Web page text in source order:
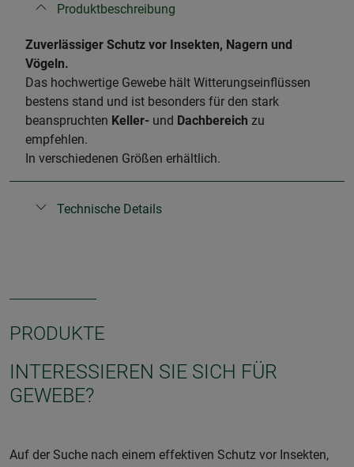
Produktbeschreibung
​Zuverlässiger Schutz vor Insekten, Nagern und
Vögeln.
Das hochwertige Gewebe hält Witterungseinflüssen
bestens stand und ist besonders für den stark
beanspruchten Keller- und Dachbereich zu
empfehlen.
In verschiedenen Größen erhältlich.
Technische Details
PRODUKTE
INTERESSIEREN SIE SICH FÜR
GEWEBE?
Auf der Suche nach einem effektiven Schutz vor Insekten,